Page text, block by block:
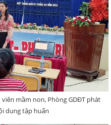
mầm non, Phòng GDĐT phát
dung tập huấn